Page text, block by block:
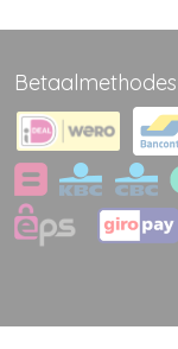
Betaalmethodes